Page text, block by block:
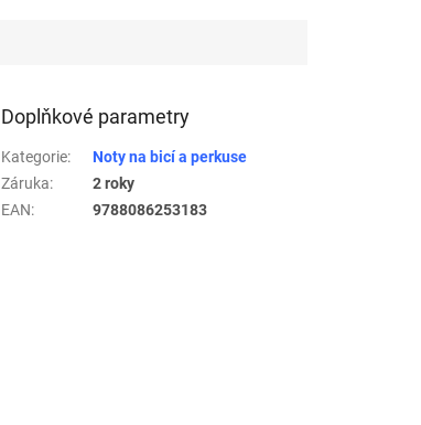
Doplňkové parametry
Kategorie:
Noty na bicí a perkuse
Záruka:
2 roky
EAN: 9788086253183